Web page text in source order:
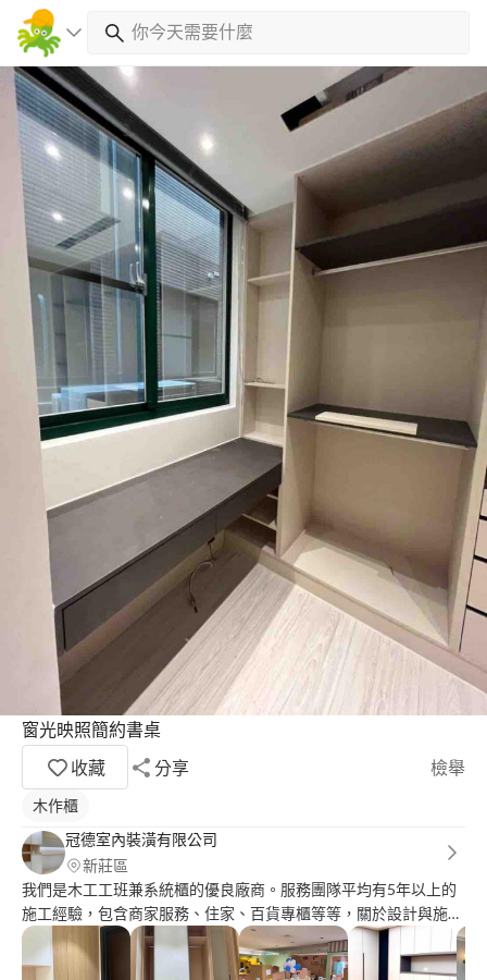
窗光映照簡約書桌
收藏
分享 檢舉
木作櫃
冠德室內裝潢有限公司
新莊區
我們是木工工班兼系統櫃的優良廠商。服務團隊平均有5年以上的
施工經驗，包含商家服務、住家、百貨專櫃等等，關於設計與施工
統包都能提供服務，免費到府丈量，歡迎您諮詢。